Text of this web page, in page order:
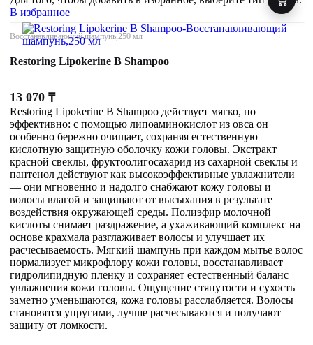
В избранное
Восстанавливающий шампунь,250 мл
Restoring Lipokerine B Shampoo
13 070 ₸
Restoring Lipokerine B Shampoo действует мягко, но
эффективно: с помощью липоаминокислот из овса он
особенно бережно очищает, сохраняя естественную
кислотную защитную оболочку кожи головы. Экстракт
красной свеклы, фруктоолигосахарид из сахарной свеклы и
пантенол действуют как высокоэффективные увлажнители
— они мгновенно и надолго снабжают кожу головы и
волосы влагой и защищают от высыхания в результате
воздействия окружающей среды. Полиэфир молочной
кислоты снимает раздражение, а ухаживающий комплекс на
основе крахмала разглаживает волосы и улучшает их
расчесываемость. Мягкий шампунь при каждом мытье волос
нормализует микрофлору кожи головы, восстанавливает
гидролипидную пленку и сохраняет естественный баланс
увлажнения кожи головы. Ощущение стянутости и сухость
заметно уменьшаются, кожа головы расслабляется. Волосы
становятся упругими, лучше расчесываются и получают
защиту от ломкости.